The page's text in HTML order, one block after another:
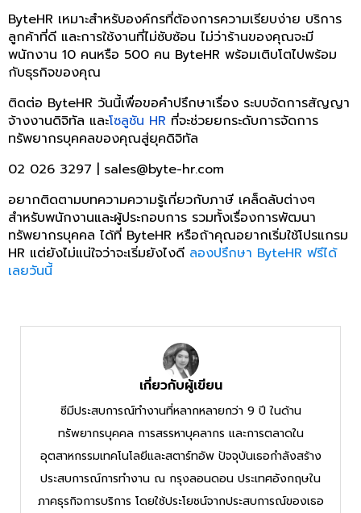
ByteHR เหมาะสำหรับองค์กรที่ต้องการความเรียบง่าย บริการ
ลูกค้าที่ดี และการใช้งานที่ไม่ซับซ้อน ไม่ว่าร้านของคุณจะมี
พนักงาน 10 คนหรือ 500 คน ByteHR พร้อมเติบโตไปพร้อม
กับธุรกิจของคุณ
ติดต่อ ByteHR วันนี้เพื่อขอคำปรึกษาเรื่อง ระบบจัดการสัญญา
จ้างงานดิจิทัล และโซลูชัน HR ที่จะช่วยยกระดับการจัดการ
ทรัพยากรบุคคลของคุณสู่ยุคดิจิทัล
02 026 3297 | sales@byte-hr.com
อยากติดตามบทความความรู้เกี่ยวกับภาษี เคล็ดลับต่างๆ
สำหรับพนักงานและผู้ประกอบการ รวมทั้งเรื่องการพัฒนา
ทรัพยากรบุคคล ได้ที่ ByteHR หรือถ้าคุณอยากเริ่มใช้โปรแกรม
HR แต่ยังไม่แน่ใจว่าจะเริ่มยังไงดี ลองปรึกษา ByteHR ฟรีได้
เลยวันนี้
เกี่ยวกับผู้เขียน
ซีมีประสบการณ์ทำงานที่หลากหลายกว่า 9 ปี ในด้าน
ทรัพยากรบุคคล การสรรหาบุคลากร และการตลาดใน
อุตสาหกรรมเทคโนโลยีและสตาร์ทอัพ ปัจจุบันเธอกำลังสร้าง
ประสบการณ์การทำงาน ณ กรุงลอนดอน ประเทศอังกฤษใน
ภาคธุรกิจการบริการ โดยใช้ประโยชน์จากประสบการณ์ของเธอ